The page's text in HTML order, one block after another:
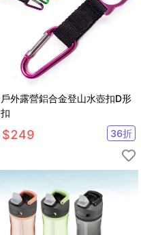
戶外露營鋁合金登山水壺扣D形
扣
$249 36折